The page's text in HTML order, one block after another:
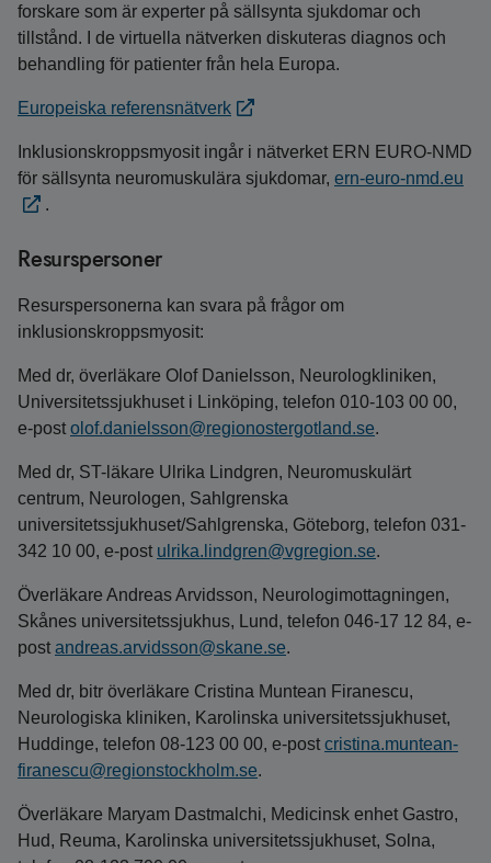
forskare som är experter på sällsynta sjukdomar och
tillstånd. I de virtuella nätverken diskuteras diagnos och
behandling för patienter från hela Europa.
Europeiska referensnätverk
Inklusionskroppsmyosit ingår i nätverket ERN EURO-NMD
för sällsynta neuromuskulära sjukdomar, ern-euro-nmd.eu
.
Resurspersoner
Resurspersonerna kan svara på frågor om
inklusionskroppsmyosit:
Med dr, överläkare Olof Danielsson, Neurologkliniken,
Universitetssjukhuset i Linköping, telefon 010-103 00 00,
e-post olof.danielsson@regionostergotland.se.
Med dr, ST-läkare Ulrika Lindgren, Neuromuskulärt
centrum, Neurologen, Sahlgrenska
universitetssjukhuset/Sahlgrenska, Göteborg, telefon 031-
342 10 00, e-post ulrika.lindgren@vgregion.se.
Överläkare Andreas Arvidsson, Neurologimottagningen,
Skånes universitetssjukhus, Lund, telefon 046-17 12 84, e-
post andreas.arvidsson@skane.se.
Med dr, bitr överläkare Cristina Muntean Firanescu,
Neurologiska kliniken, Karolinska universitetssjukhuset,
Huddinge, telefon 08-123 00 00, e-post cristina.muntean-
firanescu@regionstockholm.se.
Överläkare Maryam Dastmalchi, Medicinsk enhet Gastro,
Hud, Reuma, Karolinska universitetssjukhuset, Solna,